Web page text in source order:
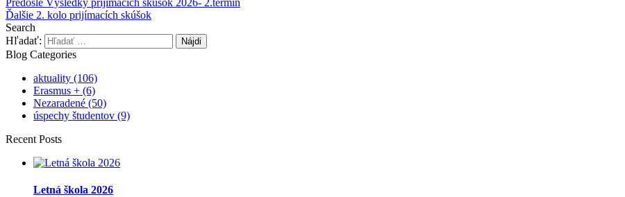
Ďalšie 2. kolo prijímacích skúšok
Search
Hľadať:
Blog Categories
aktuality (106)
Erasmus + (6)
Nezaradené (50)
úspechy študentov (9)
Recent Posts
Letná škola 2026